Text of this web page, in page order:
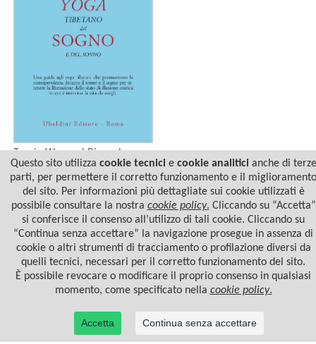
Tenzin Wangyal Rinpoche
LO YOGA TIBETANO DEL
SOGNO E DEL SONNO
© 2022 Casa Editrice Astrolabio - Ubaldini Editore S.r.l. - P.IVA 10323461003 |Informativa
Questo sito utilizza cookie tecnicie cookie analiticianche di terze
parti, per permettere il corretto funzionamento e il miglioramento
del sito. Per informazioni più dettagliate sui cookie utilizzati è
possibile consultare la nostra cookie policy. Cliccando su “Accetta”
si conferisce il consenso all’utilizzo di tali cookie. Cliccando su
“Continua senza accettare” la navigazione prosegue in assenza di
cookie o altri strumenti di tracciamento o profilazione diversi da
quelli tecnici, necessari per il corretto funzionamento del sito.
È possibile revocare o modificare il proprio consenso in qualsiasi
momento, come specificato nella cookie policy.
Accetta Continua senza accettare